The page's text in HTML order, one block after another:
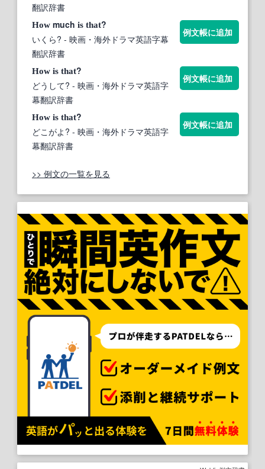
翻訳辞書
How much is that?
いくら? - 映画・海外ドラマ英語字幕
翻訳辞書
例文帳に追加
How is that?
どうして? - 映画・海外ドラマ英語字
幕翻訳辞書
例文帳に追加
How is that?
どこがよ? - 映画・海外ドラマ英語字
幕翻訳辞書
例文帳に追加
>> 例文の一覧を見る